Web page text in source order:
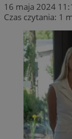
16 maja 2024
Czas czytania: 1